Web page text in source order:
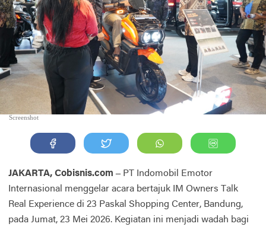
Screenshot
JAKARTA, Cobisnis.com – PT Indomobil Emotor
Internasional menggelar acara bertajuk IM Owners Talk
Real Experience di 23 Paskal Shopping Center, Bandung,
pada Jumat, 23 Mei 2026. Kegiatan ini menjadi wadah bagi